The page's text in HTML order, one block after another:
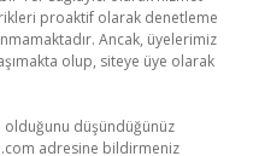
proaktif olarak denetleme
Ancak, üyelerimiz
olup, siteye üye olarak
olduğunu düşündüğünüz
adresine bildirmeniz